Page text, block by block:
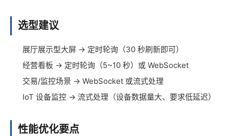
选型建议
展厅展示型大屏 → 定时轮询（30 秒刷新即可）
经营看板 → 定时轮询（5~10 秒）或 WebSocket
交易/监控场景 → WebSocket 或流式处理
IoT 设备监控 → 流式处理（设备数据量大、要求低延迟）
性能优化要点